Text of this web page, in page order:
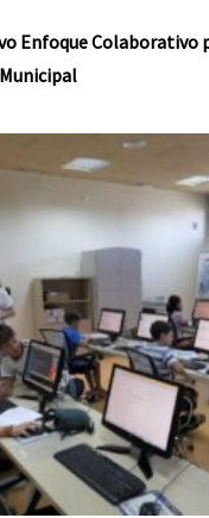
Enfoque Colaborativo